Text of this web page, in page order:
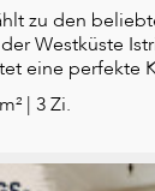
zu den
Westküste
eine perfekte
| 3 Zi.